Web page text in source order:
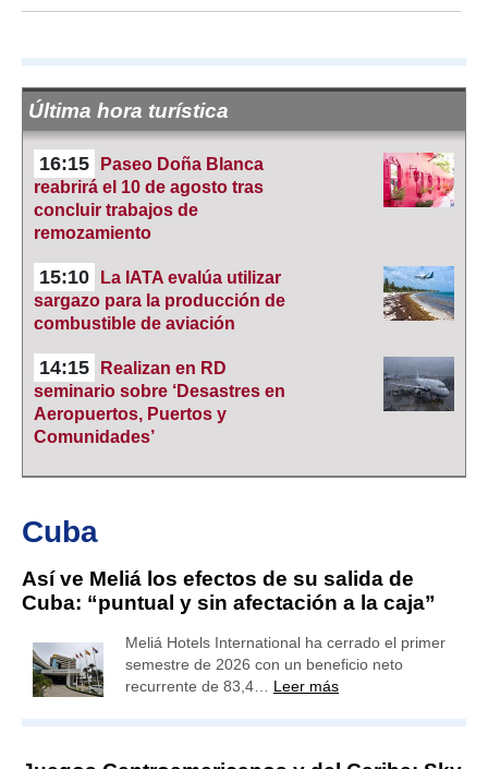
Última hora turística
16:15
Paseo Doña Blanca
reabrirá el 10 de agosto tras
concluir trabajos de
remozamiento
15:10
La IATA evalúa utilizar
sargazo para la producción de
combustible de aviación
14:15
Realizan en RD
seminario sobre ‘Desastres en
Aeropuertos, Puertos y
Comunidades’
Cuba
Así ve Meliá los efectos de su salida de
Cuba: “puntual y sin afectación a la caja”
Meliá Hotels International ha cerrado el primer
semestre de 2026 con un beneficio neto
recurrente de 83,4… Leer más